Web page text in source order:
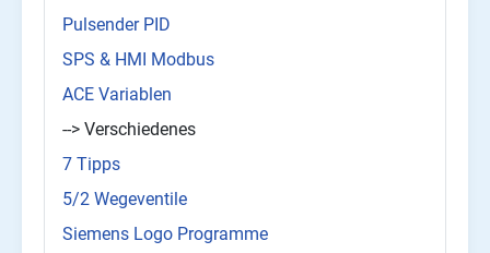
Pulsender PID
SPS & HMI Modbus
ACE Variablen
--> Verschiedenes
7 Tipps
5/2 Wegeventile
Siemens Logo Programme